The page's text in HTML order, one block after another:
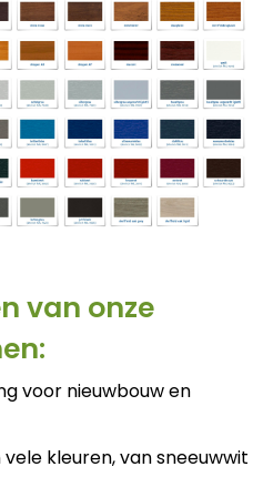
van onze
voor nieuwbouw en
kleuren, van sneeuwwit